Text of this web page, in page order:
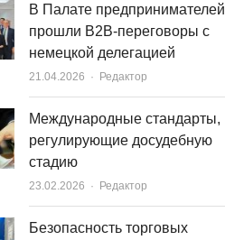
В Палате предпринимателей
прошли B2B-переговоры с
немецкой делегацией
21.04.2026 Author
Редактор
Международные стандарты,
регулирующие досудебную
стадию
23.02.2026 Author
Редактор
Безопасность торговых